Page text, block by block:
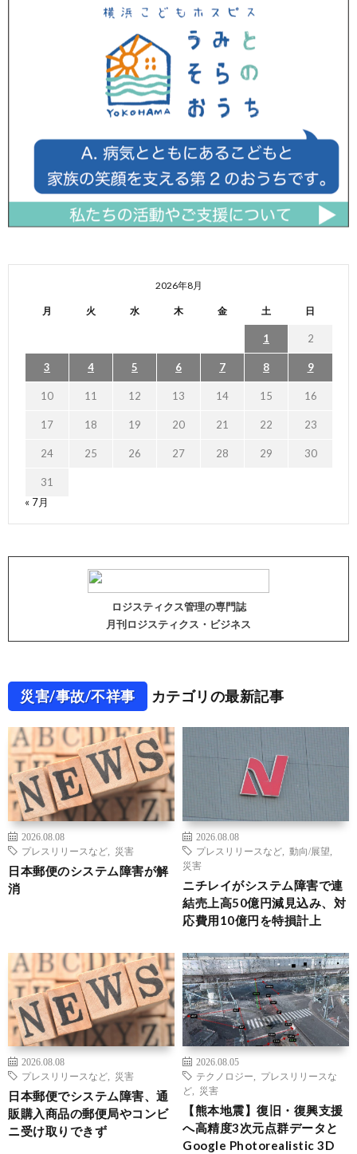
2026年8月
月 火 水 木 金 土 日
1 2
3 4 5 6 7 8 9
10 11 12 13 14 15 16
17 18 19 20 21 22 23
24 25 26 27 28 29 30
31
« 7月
ロジスティクス管理の専門誌
月刊ロジスティクス・ビジネス
災害/事故/不祥事 カテゴリの最新記事
2026.08.08
プレスリリースなど
災害
日本郵便のシステム障害が解
消
2026.08.08
プレスリリースなど
動向/展望
災害
ニチレイがシステム障害で連
結売上高50億円減見込み、対
応費用10億円を特損計上
2026.08.08
プレスリリースなど
災害
日本郵便でシステム障害、通
販購入商品の郵便局やコンビ
ニ受け取りできず
2026.08.05
テクノロジー
プレスリリースな
ど
災害
【熊本地震】復旧・復興支援
へ高精度3次元点群データと
Google Photorealistic 3D